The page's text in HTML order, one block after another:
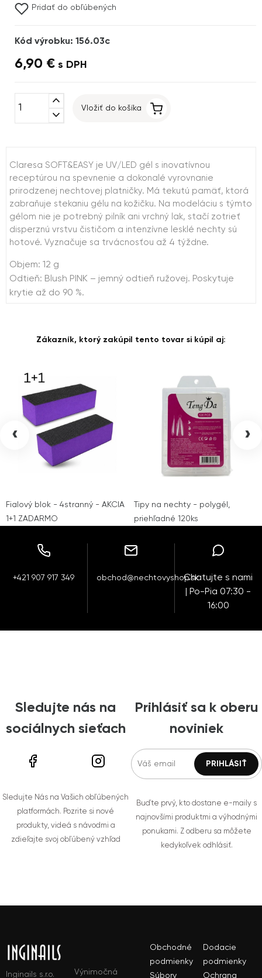
Pridať do obľúbených
Kód výrobku: 156.03c
6,90 € s DPH
expand_less
expand_more
Vložiť do košíka
Claresa SOFT&EASY je UV/LED gél s inovatívnou
receptúrou na spevnenie a dokonalé vyrovnanie
prirodzenej nechtovej platničky. Má tekutú pamäť, ktorá
zabraňuje stekaniu gélu na kožičku. Na modeláciu s týmto
gélom nie je potrebný pilník ani vrchný lak, stačí zotrieť
disperznú vrstvu čističom a intenzívne lesklé nechty sú
hotové. Vyznačuje sa trvácnosťou až 4 týždne.
Objem: 12 g
Odtieň: Blush PINK – jemný odtieň ružovej. Poskytuje
krytie až do 90 %.
Zákazník, ktorý zakúpil tento tovar si kúpil aj:
Fialový blok - 4stranný - AKCIA
1+1 ZADARMO
Tipy na nechty - polygél,
priehľadné 120ks
‹ ›
+421 907 917 349 obchod@nechtovyshop.skChatujte s nami
| Po-Pia 07:30 -
16:00
Sledujte nás na
sociálnych sieťach
Sledujte Nás na Vašich obľúbených
platformách. Pozrite si nové
produkty, videá s návodmi a
zdieľajte svoj obľúbený vzhľad
Prihlásiť sa k oberu
noviniek
Buďte prvý, kto dostane e-maily s
najnovšími produktmi a výhodnými
ponukami. Z odberu sa môžete
kedykoľvek odhlásiť.
Inginails s.r.o. Výnimočná
Obchodné
podmienky
Dodacie
podmienky
Súbory
Ochrana